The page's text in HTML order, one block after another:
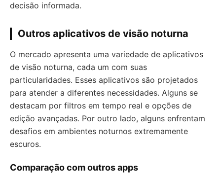
decisão informada.
Outros aplicativos de visão noturna
O mercado apresenta uma variedade de aplicativos
de visão noturna, cada um com suas
particularidades. Esses aplicativos são projetados
para atender a diferentes necessidades. Alguns se
destacam por filtros em tempo real e opções de
edição avançadas. Por outro lado, alguns enfrentam
desafios em ambientes noturnos extremamente
escuros.
Comparação com outros apps